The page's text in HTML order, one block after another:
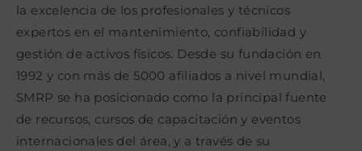
la excelencia de los profesionales y técnicos
expertos en el mantenimiento, confiabilidad y
gestión de activos físicos. Desde su fundación en
1992 y con más de 5000 afiliados a nivel mundial,
SMRP se ha posicionado como la principal fuente
de recursos, cursos de capacitación y eventos
internacionales del área, y a través de su